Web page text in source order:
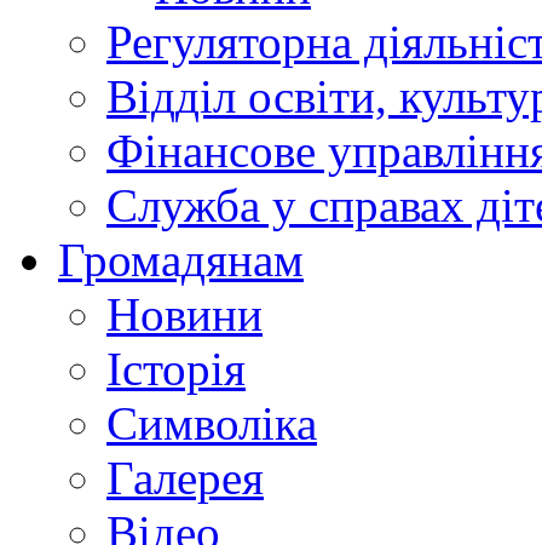
Регуляторна
Відділ освіти,
Фінансове
Служба у справах
Громадянам
Новини
Історія
Символіка
Галерея
Відео